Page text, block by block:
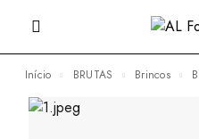
Início BRUTAS Brincos